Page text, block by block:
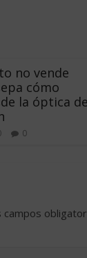
no vende
cómo
la óptica de
0
campos